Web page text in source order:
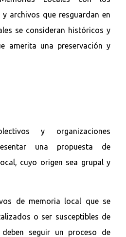
archivos que resguardan en
se consideran históricos y
amerita una preservación y
y organizaciones
una propuesta de
cuyo origen sea grupal y
de memoria local que se
o ser susceptibles de
seguir un proceso de